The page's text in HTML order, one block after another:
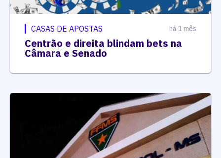
CASAS DE APOSTAS há 1 mês
Centrão e direita blindam bets na
Câmara e Senado